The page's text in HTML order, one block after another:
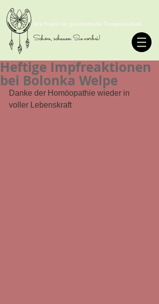
Ihre Praxis für ganzheitliche Tiergesundheit
Schön, schauen Sie vorbei!
Heftige Impfreaktionen
bei Bolonka Welpe
Danke der Homöopathie wieder in
voller Lebenskraft